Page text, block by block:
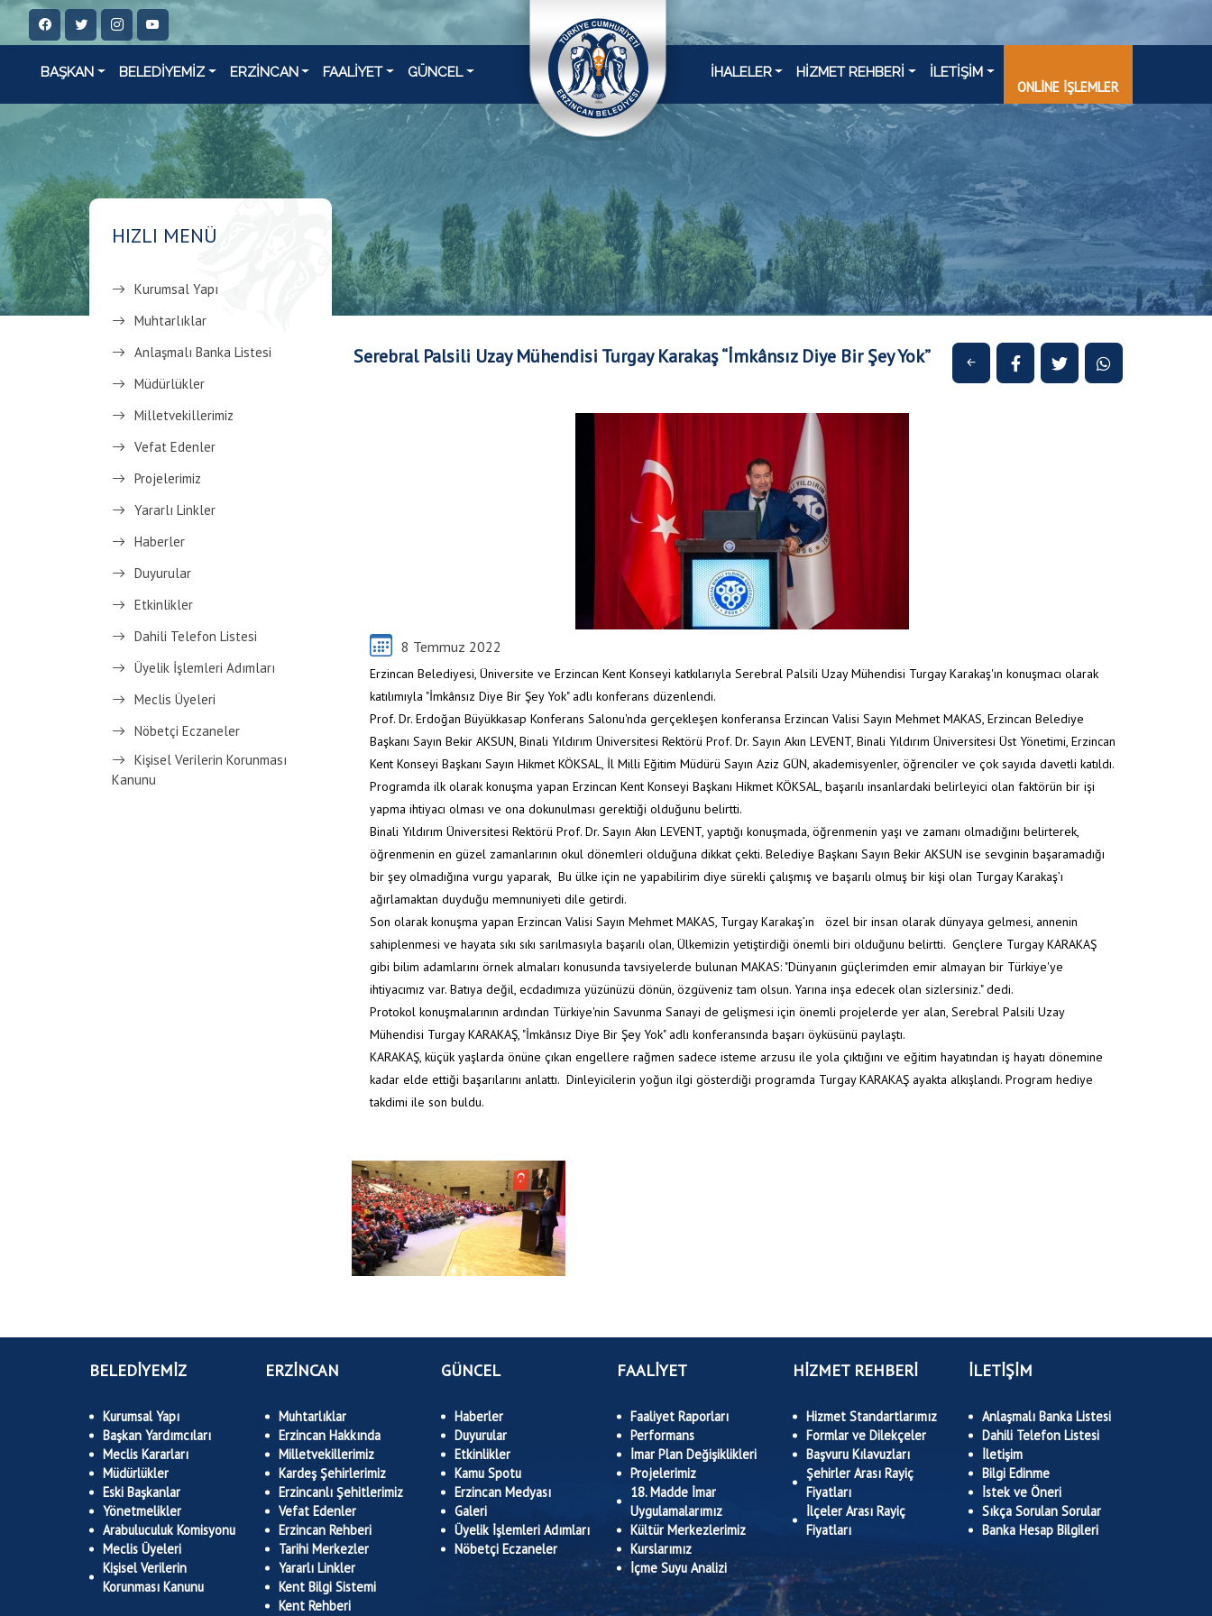
BAŞKAN BELEDİYEMİZ ERZİNCAN FAALİYET GÜNCEL İHALELER HİZMET REHBERİ İLETİŞİM
ONLİNE İŞLEMLER
Anasayfa / Kurumsal Yapı
HIZLI MENÜ
Kurumsal Yapı
Muhtarlıklar
Anlaşmalı Banka Listesi
Müdürlükler
Milletvekillerimiz
Vefat Edenler
Projelerimiz
Yararlı Linkler
Haberler
Duyurular
Etkinlikler
Dahili Telefon Listesi
Üyelik İşlemleri Adımları
Meclis Üyeleri
Nöbetçi Eczaneler
Kişisel Verilerin Korunması
Kanunu
Serebral Palsili Uzay Mühendisi Turgay Karakaş “İmkânsız Diye Bir Şey Yok”
8 Temmuz 2022
Erzincan Belediyesi, Üniversite ve Erzincan Kent Konseyi katkılarıyla Serebral Palsili Uzay Mühendisi Turgay Karakaş'ın konuşmacı olarak
katılımıyla "İmkânsız Diye Bir Şey Yok" adlı konferans düzenlendi.
Prof. Dr. Erdoğan Büyükkasap Konferans Salonu'nda gerçekleşen konferansa Erzincan Valisi Sayın Mehmet MAKAS, Erzincan Belediye
Başkanı Sayın Bekir AKSUN, Binali Yıldırım Üniversitesi Rektörü Prof. Dr. Sayın Akın LEVENT, Binali Yıldırım Üniversitesi Üst Yönetimi, Erzincan
Kent Konseyi Başkanı Sayın Hikmet KÖKSAL, İl Milli Eğitim Müdürü Sayın Aziz GÜN, akademisyenler, öğrenciler ve çok sayıda davetli katıldı.
Programda ilk olarak konuşma yapan Erzincan Kent Konseyi Başkanı Hikmet KÖKSAL, başarılı insanlardaki belirleyici olan faktörün bir işi
yapma ihtiyacı olması ve ona dokunulması gerektiği olduğunu belirtti.
Binali Yıldırım Üniversitesi Rektörü Prof. Dr. Sayın Akın LEVENT, yaptığı konuşmada, öğrenmenin yaşı ve zamanı olmadığını belirterek,
öğrenmenin en güzel zamanlarının okul dönemleri olduğuna dikkat çekti. Belediye Başkanı Sayın Bekir AKSUN ise sevginin başaramadığı
bir şey olmadığına vurgu yaparak, Bu ülke için ne yapabilirim diye sürekli çalışmış ve başarılı olmuş bir kişi olan Turgay Karakaş’ı
ağırlamaktan duyduğu memnuniyeti dile getirdi.
Son olarak konuşma yapan Erzincan Valisi Sayın Mehmet MAKAS, Turgay Karakaş’ın özel bir insan olarak dünyaya gelmesi, annenin
sahiplenmesi ve hayata sıkı sıkı sarılmasıyla başarılı olan, Ülkemizin yetiştirdiği önemli biri olduğunu belirtti. Gençlere Turgay KARAKAŞ
gibi bilim adamlarını örnek almaları konusunda tavsiyelerde bulunan MAKAS: "Dünyanın güçlerimden emir almayan bir Türkiye'ye
ihtiyacımız var. Batıya değil, ecdadımıza yüzünüzü dönün, özgüveniz tam olsun. Yarına inşa edecek olan sizlersiniz." dedi.
Protokol konuşmalarının ardından Türkiye'nin Savunma Sanayi de gelişmesi için önemli projelerde yer alan, Serebral Palsili Uzay
Mühendisi Turgay KARAKAŞ, "İmkânsız Diye Bir Şey Yok" adlı konferansında başarı öyküsünü paylaştı.
KARAKAŞ, küçük yaşlarda önüne çıkan engellere rağmen sadece isteme arzusu ile yola çıktığını ve eğitim hayatından iş hayatı dönemine
kadar elde ettiği başarılarını anlattı. Dinleyicilerin yoğun ilgi gösterdiği programda Turgay KARAKAŞ ayakta alkışlandı. Program hediye
takdimi ile son buldu.
BELEDİYEMİZ
Kurumsal Yapı
Başkan Yardımcıları
Meclis Kararları
Müdürlükler
Eski Başkanlar
Yönetmelikler
Arabuluculuk Komisyonu
Meclis Üyeleri
Kişisel Verilerin
Korunması Kanunu
ERZİNCAN
Muhtarlıklar
Erzincan Hakkında
Milletvekillerimiz
Kardeş Şehirlerimiz
Erzincanlı Şehitlerimiz
Vefat Edenler
Erzincan Rehberi
Tarihi Merkezler
Yararlı Linkler
Kent Bilgi Sistemi
Kent Rehberi
GÜNCEL
Haberler
Duyurular
Etkinlikler
Kamu Spotu
Erzincan Medyası
Galeri
Üyelik İşlemleri Adımları
Nöbetçi Eczaneler
FAALİYET
Faaliyet Raporları
Performans
İmar Plan Değişiklikleri
Projelerimiz
18. Madde İmar
Uygulamalarımız
Kültür Merkezlerimiz
Kurslarımız
İçme Suyu Analizi
HİZMET REHBERİ
Hizmet Standartlarımız
Formlar ve Dilekçeler
Başvuru Kılavuzları
Şehirler Arası Rayiç
Fiyatları
İlçeler Arası Rayiç
Fiyatları
İLETİŞİM
Anlaşmalı Banka Listesi
Dahili Telefon Listesi
İletişim
Bilgi Edinme
İstek ve Öneri
Sıkça Sorulan Sorular
Banka Hesap Bilgileri